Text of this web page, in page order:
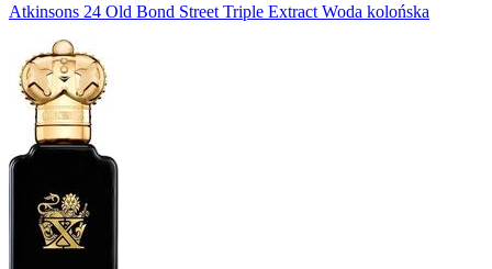
Atkinsons 24 Old Bond Street Triple Extract Woda kolońska